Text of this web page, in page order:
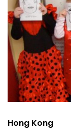
Hong Kong